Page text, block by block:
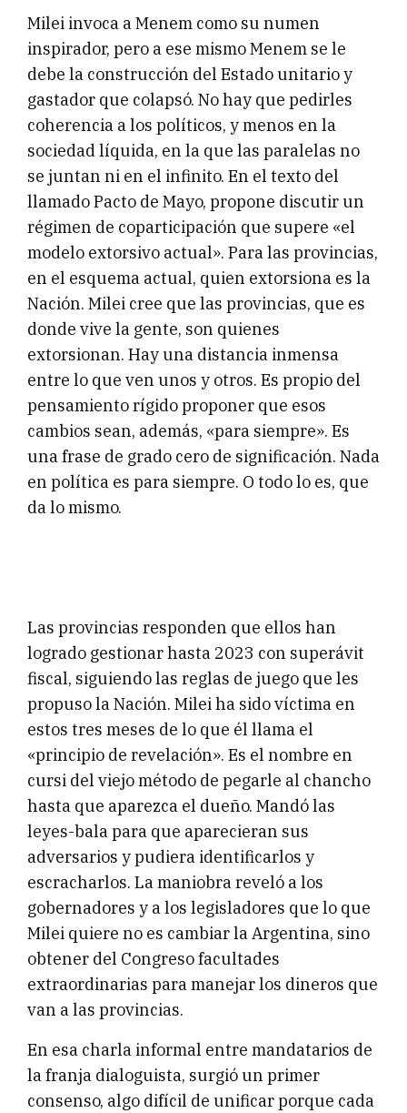
Milei invoca a Menem como su numen
inspirador, pero a ese mismo Menem se le
debe la construcción del Estado unitario y
gastador que colapsó. No hay que pedirles
coherencia a los políticos, y menos en la
sociedad líquida, en la que las paralelas no
se juntan ni en el infinito. En el texto del
llamado Pacto de Mayo, propone discutir un
régimen de coparticipación que supere «el
modelo extorsivo actual». Para las provincias,
en el esquema actual, quien extorsiona es la
Nación. Milei cree que las provincias, que es
donde vive la gente, son quienes
extorsionan. Hay una distancia inmensa
entre lo que ven unos y otros. Es propio del
pensamiento rígido proponer que esos
cambios sean, además, «para siempre». Es
una frase de grado cero de significación. Nada
en política es para siempre. O todo lo es, que
da lo mismo.
Las provincias responden que ellos han
logrado gestionar hasta 2023 con superávit
fiscal, siguiendo las reglas de juego que les
propuso la Nación. Milei ha sido víctima en
estos tres meses de lo que él llama el
«principio de revelación». Es el nombre en
cursi del viejo método de pegarle al chancho
hasta que aparezca el dueño. Mandó las
leyes-bala para que aparecieran sus
adversarios y pudiera identificarlos y
escracharlos. La maniobra reveló a los
gobernadores y a los legisladores que lo que
Milei quiere no es cambiar la Argentina, sino
obtener del Congreso facultades
extraordinarias para manejar los dineros que
van a las provincias.
En esa charla informal entre mandatarios de
la franja dialoguista, surgió un primer
consenso, algo difícil de unificar porque cada